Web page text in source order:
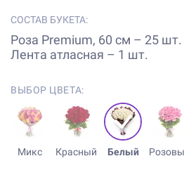
СОСТАВ БУКЕТА:
Роза Premium, 60 см – 25 шт.
Лента атласная – 1 шт.
ВЫБОР ЦВЕТА:
Микс Красный Белый